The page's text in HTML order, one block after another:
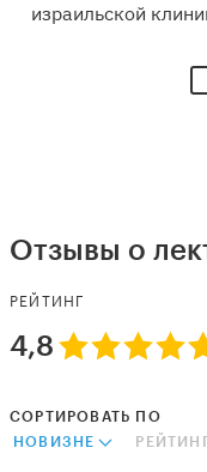
израильской
Отзывы о
РЕЙТИНГ
4,8
СОРТИРОВАТЬ ПО
НОВИЗНЕ